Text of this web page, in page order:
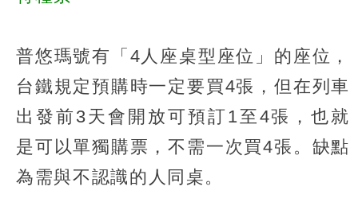
普悠瑪號有「4人座桌型座位」的座位，
台鐵規定預購時一定要買4張，但在列車
出發前3天會開放可預訂1至4張，也就
是可以單獨購票，不需一次買4張。缺點
為需與不認識的人同桌。